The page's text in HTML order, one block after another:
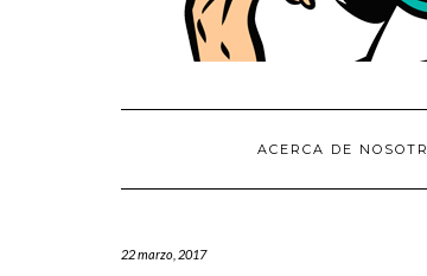
ACERCA DE
22 marzo, 2017